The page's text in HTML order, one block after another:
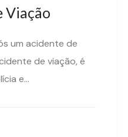
Viação
um acidente de
de viação, é
e...